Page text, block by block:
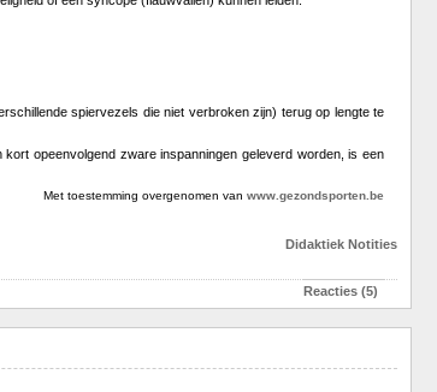
spiervezels die niet verbroken zijn) terug op lengte te
opeenvolgend zware inspanningen geleverd worden, is een
Met toestemming overgenomen van www.gezondsporten.be
Didaktiek Notities
Reacties (5)